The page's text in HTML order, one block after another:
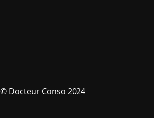
© Docteur Conso 2024